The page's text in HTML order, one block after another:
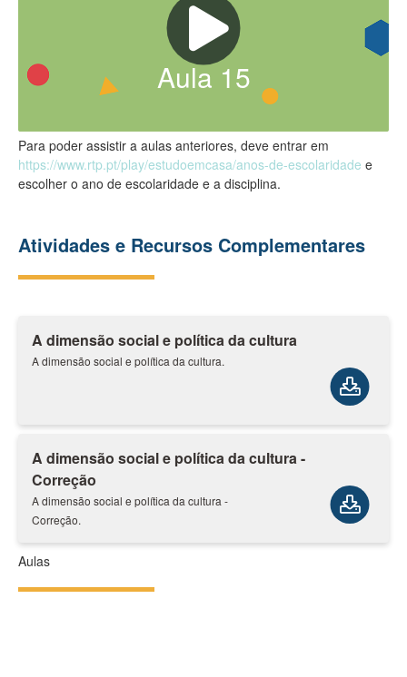
Aula15
Para poder assistir a aulas anteriores, deve entrar em
https://www.rtp.pt/play/estudoemcasa/anos-de-escolaridade e
escolher o ano de escolaridade e a disciplina.
Atividades e Recursos Complementares
A dimensão social e política da cultura
A dimensão social e política da cultura.
A dimensão social e política da cultura -
Correção
A dimensão social e política da cultura -
Correção.
Aulas